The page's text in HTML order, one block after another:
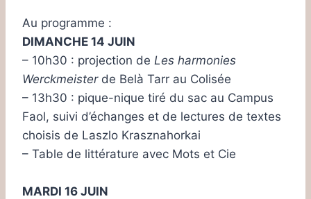
Au programme :
DIMANCHE 14 JUIN
– 10h30 : projection de Les harmonies
Werckmeisterde Belà Tarr au Colisée
– 13h30 : pique-nique tiré du sac au Campus
Faol, suivi d’échanges et de lectures de textes
choisis de Laszlo Krasznahorkai
– Table de littérature avec Mots et Cie
MARDI 16 JUIN